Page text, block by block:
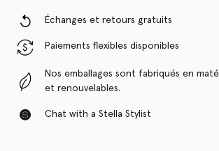
Échanges et retours gratuits
Paiements flexibles disponibles
Nos emballages sont fabriqués en
et renouvelables.
Chat with a Stella Stylist